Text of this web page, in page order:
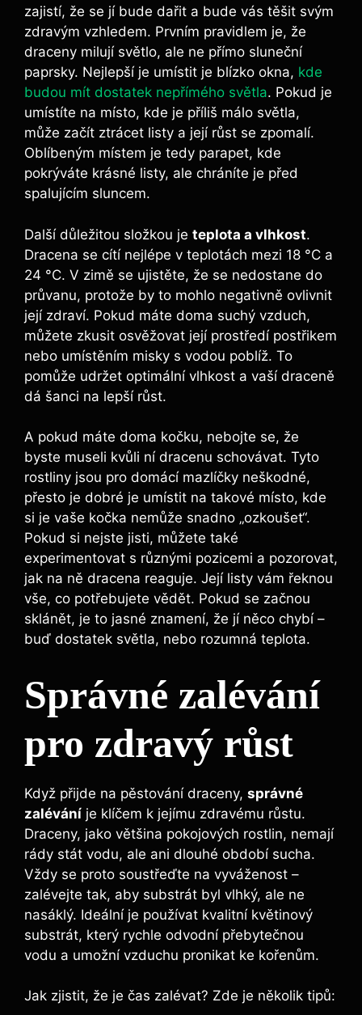
zajistí, že se jí bude dařit a bude vás těšit svým
zdravým vzhledem. Prvním pravidlem je, že
draceny milují světlo, ale ne přímo sluneční
paprsky. Nejlepší je umístit je blízko okna, kde
budou mít dostatek nepřímého světla. Pokud je
umístíte na místo, kde je příliš málo světla,
může začít ztrácet listy a její růst se zpomalí.
Oblíbeným místem je tedy parapet, kde
pokrýváte krásné listy, ale chráníte je před
spalujícím sluncem.
Další důležitou složkou je teplota a vlhkost.
Dracena se cítí nejlépe v teplotách mezi 18 °C a
24 °C. V zimě se ujistěte, že se nedostane do
průvanu, protože by to mohlo negativně ovlivnit
její zdraví. Pokud máte doma suchý vzduch,
můžete zkusit osvěžovat její prostředí postřikem
nebo umístěním misky s vodou poblíž. To
pomůže udržet optimální vlhkost a vaší draceně
dá šanci na lepší růst.
A pokud máte doma kočku, nebojte se, že
byste museli kvůli ní dracenu schovávat. Tyto
rostliny jsou pro domácí mazlíčky neškodné,
přesto je dobré je umístit na takové místo, kde
si je vaše kočka nemůže snadno „ozkoušet“.
Pokud si nejste jisti, můžete také
experimentovat s různými pozicemi a pozorovat,
jak na ně dracena reaguje. Její listy vám řeknou
vše, co potřebujete vědět. Pokud se začnou
sklánět, je to jasné znamení, že jí něco chybí –
buď dostatek světla, nebo rozumná teplota.
Správné zalévání
pro zdravý růst
Když přijde na pěstování draceny, správné
zalévání je klíčem k jejímu zdravému růstu.
Draceny, jako většina pokojových rostlin, nemají
rády stát vodu, ale ani dlouhé období sucha.
Vždy se proto soustřeďte na vyváženost –
zalévejte tak, aby substrát byl vlhký, ale ne
nasáklý. Ideální je používat kvalitní květinový
substrát, který rychle odvodní přebytečnou
vodu a umožní vzduchu pronikat ke kořenům.
Jak zjistit, že je čas zalévat? Zde je několik tipů: